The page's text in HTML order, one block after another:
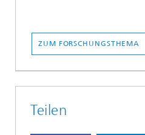
ZUM FORSCHUNGSTHEMA
Teilen